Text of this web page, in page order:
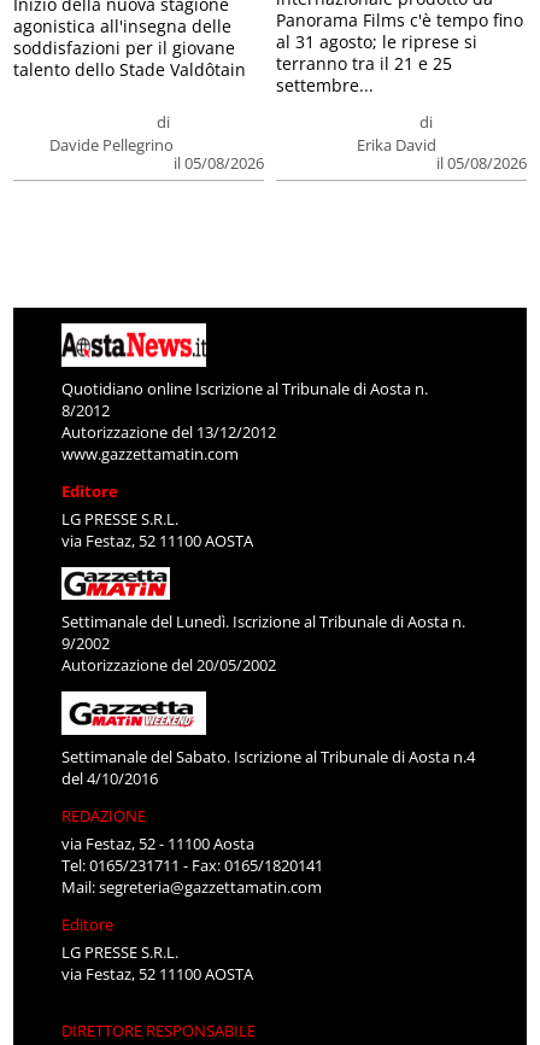
di
Davide Pellegrino
il 05/08/2026
agonistica all'insegna delle
soddisfazioni per il giovane
talento dello Stade Valdôtain
di
Erika David
il 05/08/2026
Panorama Films c'è tempo fino
al 31 agosto; le riprese si
terranno tra il 21 e 25
settembre...
Quotidiano online Iscrizione al Tribunale di Aosta n.
8/2012
Autorizzazione del 13/12/2012
www.gazzettamatin.com
Editore
LG PRESSE S.R.L.
via Festaz, 52 11100 AOSTA
Settimanale del Lunedì. Iscrizione al Tribunale di Aosta n.
9/2002
Autorizzazione del 20/05/2002
Settimanale del Sabato. Iscrizione al Tribunale di Aosta n.4
del 4/10/2016
REDAZIONE
via Festaz, 52 - 11100 Aosta
Tel: 0165/231711 - Fax: 0165/1820141
Mail:segreteria@gazzettamatin.com
Editore
LG PRESSE S.R.L.
via Festaz, 52 11100 AOSTA
DIRETTORE RESPONSABILE